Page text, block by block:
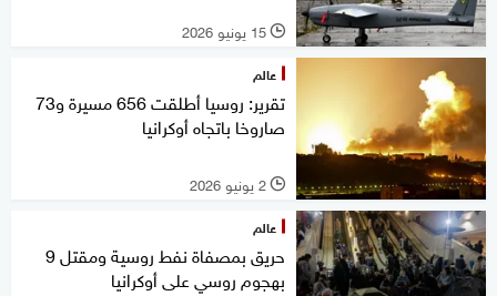
l 15 يونيو 2026
عالم
تقرير: روسيا أطلقت 656 مسيرة و73
صاروخا باتجاه أوكرانيا
l 2 يونيو 2026
عالم
حريق بمصفاة نفط روسية ومقتل 9
بهجوم روسي على أوكرانيا